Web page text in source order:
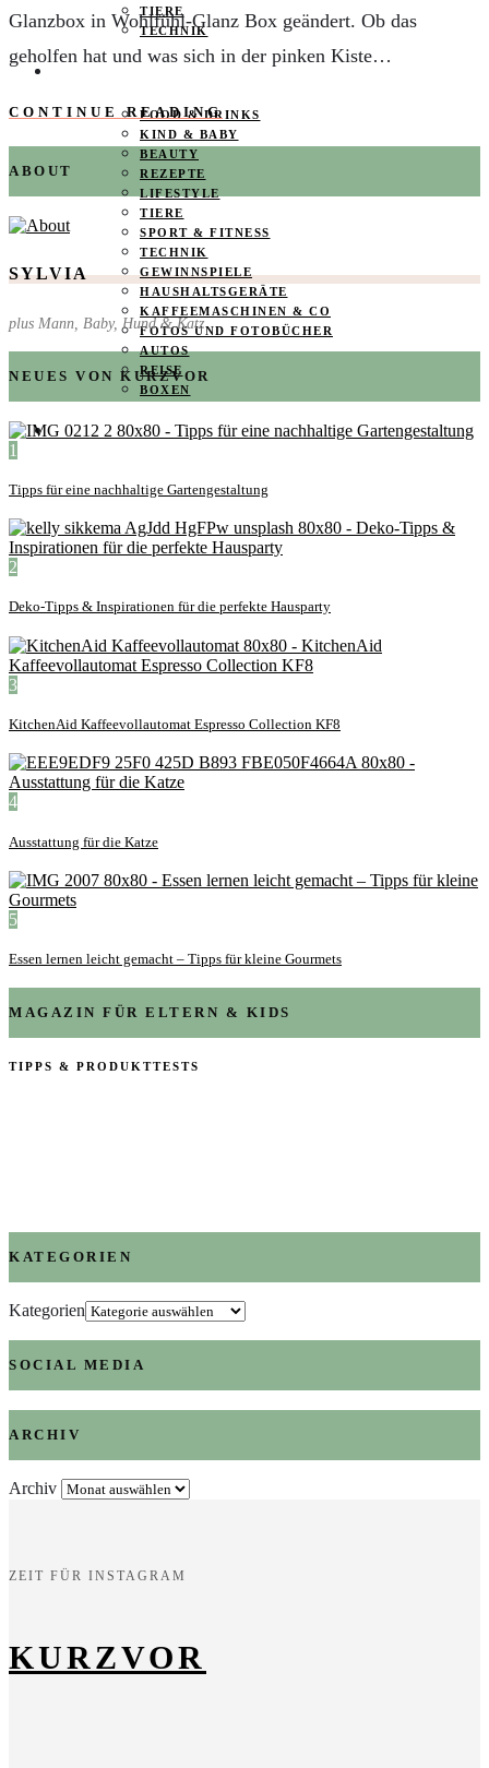
TIERE
TECHNIK
FOOD & DRINKS
KIND & BABY
BEAUTY
REZEPTE
LIFESTYLE
TIERE
SPORT & FITNESS
TECHNIK
GEWINNSPIELE
HAUSHALTSGERÄTE
KAFFEEMASCHINEN & CO
FOTOS UND FOTOBÜCHER
AUTOS
REISE
BOXEN
KIND & KEGEL
Glanzbox in Wohlfühl-Glanz Box geändert. Ob das
geholfen hat und was sich in der pinken Kiste…
CONTINUE READING
ABOUT
SYLVIA
plus Mann, Baby, Hund & Katz
NEUES VON KURZVOR
1
Tipps für eine nachhaltige Gartengestaltung
2
Deko-Tipps & Inspirationen für die perfekte Hausparty
3
KitchenAid Kaffeevollautomat Espresso Collection KF8
4
Ausstattung für die Katze
5
Essen lernen leicht gemacht – Tipps für kleine Gourmets
MAGAZIN FÜR ELTERN & KIDS
TIPPS & PRODUKTTESTS
KATEGORIEN
Kategorien
SOCIAL MEDIA
ARCHIV
Archiv
ZEIT FÜR INSTAGRAM
KURZVOR